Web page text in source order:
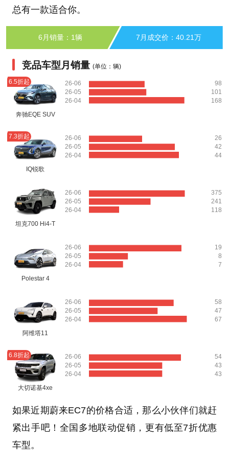
总有一款适合你。
6月销量：1辆 7月成交价：40.21万
竞品车型月销量 (单位：辆)
6.5折起
奔驰EQE SUV
26-06
26-05
26-04
98
101
168
7.3折起
IQ锐歌
26-06
26-05
26-04
26
42
44
坦克700 Hi4-T
26-06
26-05
26-04
375
241
118
Polestar 4
26-06
26-05
26-04
19
8
7
阿维塔11
26-06
26-05
26-04
58
47
67
6.8折起
大切诺基4xe
26-06
26-05
26-04
54
43
43
如果近期蔚来EC7的价格合适，那么小伙伴们就赶
紧出手吧！全国多地联动促销，更有低至7折优惠
车型。